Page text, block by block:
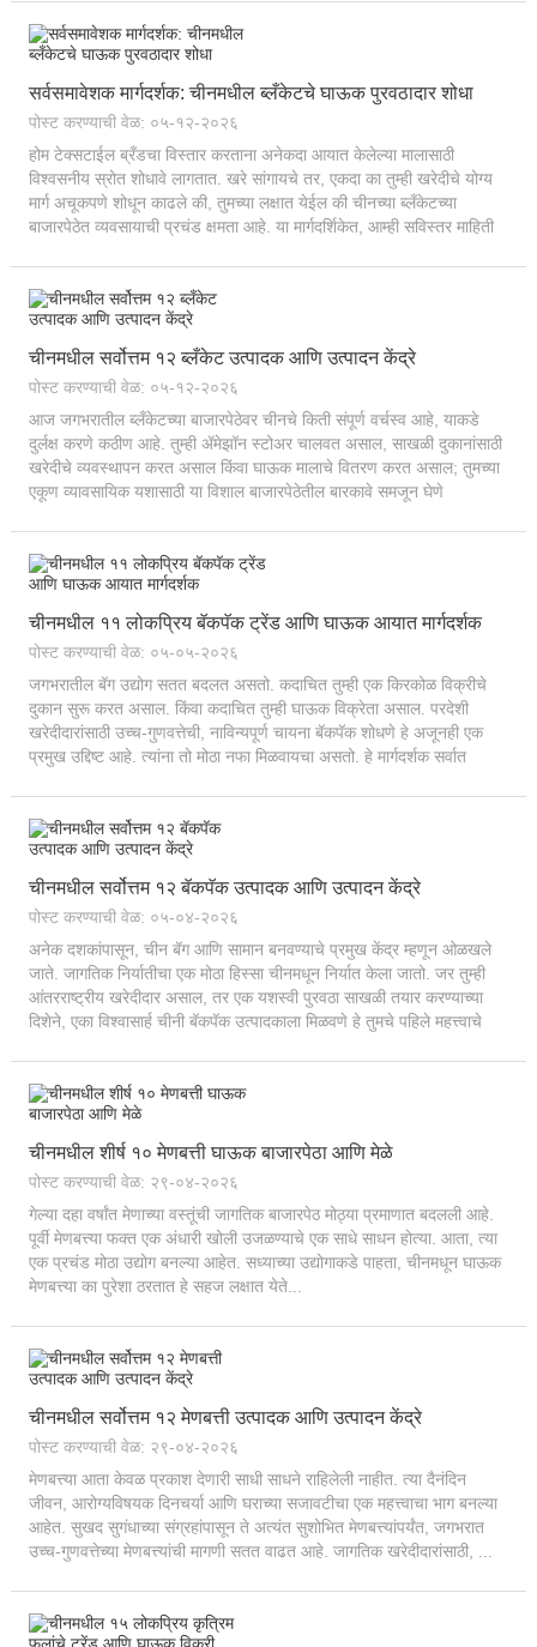
सर्वसमावेशक मार्गदर्शक: चीनमधील ब्लँकेटचे घाऊक पुरवठादार शोधा
पोस्ट करण्याची वेळ: ०५-१२-२०२६
होम टेक्सटाईल ब्रँडचा विस्तार करताना अनेकदा आयात केलेल्या मालासाठी
विश्वसनीय स्रोत शोधावे लागतात. खरे सांगायचे तर, एकदा का तुम्ही खरेदीचे योग्य
मार्ग अचूकपणे शोधून काढले की, तुमच्या लक्षात येईल की चीनच्या ब्लँकेटच्या
बाजारपेठेत व्यवसायाची प्रचंड क्षमता आहे. या मार्गदर्शिकेत, आम्ही सविस्तर माहिती
चीनमधील सर्वोत्तम १२ ब्लँकेट उत्पादक आणि उत्पादन केंद्रे
पोस्ट करण्याची वेळ: ०५-१२-२०२६
आज जगभरातील ब्लँकेटच्या बाजारपेठेवर चीनचे किती संपूर्ण वर्चस्व आहे, याकडे
दुर्लक्ष करणे कठीण आहे. तुम्ही ॲमेझॉन स्टोअर चालवत असाल, साखळी दुकानांसाठी
खरेदीचे व्यवस्थापन करत असाल किंवा घाऊक मालाचे वितरण करत असाल; तुमच्या
एकूण व्यावसायिक यशासाठी या विशाल बाजारपेठेतील बारकावे समजून घेणे
चीनमधील ११ लोकप्रिय बॅकपॅक ट्रेंड आणि घाऊक आयात मार्गदर्शक
पोस्ट करण्याची वेळ: ०५-०५-२०२६
जगभरातील बॅग उद्योग सतत बदलत असतो. कदाचित तुम्ही एक किरकोळ विक्रीचे
दुकान सुरू करत असाल. किंवा कदाचित तुम्ही घाऊक विक्रेता असाल. परदेशी
खरेदीदारांसाठी उच्च-गुणवत्तेची, नाविन्यपूर्ण चायना बॅकपॅक शोधणे हे अजूनही एक
प्रमुख उद्दिष्ट आहे. त्यांना तो मोठा नफा मिळवायचा असतो. हे मार्गदर्शक सर्वात
चीनमधील सर्वोत्तम १२ बॅकपॅक उत्पादक आणि उत्पादन केंद्रे
पोस्ट करण्याची वेळ: ०५-०४-२०२६
अनेक दशकांपासून, चीन बॅग आणि सामान बनवण्याचे प्रमुख केंद्र म्हणून ओळखले
जाते. जागतिक निर्यातीचा एक मोठा हिस्सा चीनमधून निर्यात केला जातो. जर तुम्ही
आंतरराष्ट्रीय खरेदीदार असाल, तर एक यशस्वी पुरवठा साखळी तयार करण्याच्या
दिशेने, एका विश्वासार्ह चीनी बॅकपॅक उत्पादकाला मिळवणे हे तुमचे पहिले महत्त्वाचे
चीनमधील शीर्ष १० मेणबत्ती घाऊक बाजारपेठा आणि मेळे
पोस्ट करण्याची वेळ: २९-०४-२०२६
गेल्या दहा वर्षांत मेणाच्या वस्तूंची जागतिक बाजारपेठ मोठ्या प्रमाणात बदलली आहे.
पूर्वी मेणबत्त्या फक्त एक अंधारी खोली उजळण्याचे एक साधे साधन होत्या. आता, त्या
एक प्रचंड मोठा उद्योग बनल्या आहेत. सध्याच्या उद्योगाकडे पाहता, चीनमधून घाऊक
मेणबत्त्या का पुरेशा ठरतात हे सहज लक्षात येते...
चीनमधील सर्वोत्तम १२ मेणबत्ती उत्पादक आणि उत्पादन केंद्रे
पोस्ट करण्याची वेळ: २९-०४-२०२६
मेणबत्त्या आता केवळ प्रकाश देणारी साधी साधने राहिलेली नाहीत. त्या दैनंदिन
जीवन, आरोग्यविषयक दिनचर्या आणि घराच्या सजावटीचा एक महत्त्वाचा भाग बनल्या
आहेत. सुखद सुगंधाच्या संग्रहांपासून ते अत्यंत सुशोभित मेणबत्त्यांपर्यंत, जगभरात
उच्च-गुणवत्तेच्या मेणबत्त्यांची मागणी सतत वाढत आहे. जागतिक खरेदीदारांसाठी, ...